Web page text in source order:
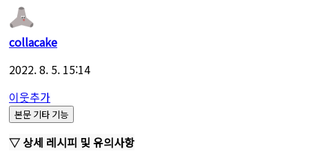
collacake
2022. 8. 5. 15:14
이웃추가
본문 기타 기능
▽ 상세 레시피 및 유의사항